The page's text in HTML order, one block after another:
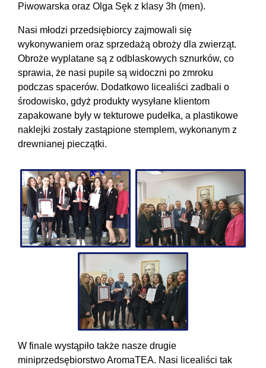
Piwowarska oraz Olga Sęk z klasy 3h (men).
Nasi młodzi przedsiębiorcy zajmowali się
wykonywaniem oraz sprzedażą obroży dla zwierząt.
Obroże wyplatane są z odblaskowych sznurków, co
sprawia, że nasi pupile są widoczni po zmroku
podczas spacerów. Dodatkowo licealiści zadbali o
środowisko, gdyż produkty wysyłane klientom
zapakowane były w tekturowe pudełka, a plastikowe
naklejki zostały zastąpione stemplem, wykonanym z
drewnianej pieczątki.
W finale wystąpiło także nasze drugie
miniprzedsębiorstwo AromaTEA. Nasi licealiści tak